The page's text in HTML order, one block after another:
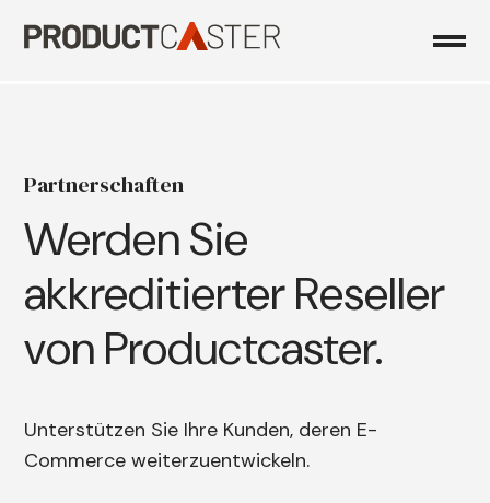
Partnerschaften
Werden Sie
akkreditierter Reseller
von Productcaster.
Unterstützen Sie Ihre Kunden, deren E-
Commerce weiterzuentwickeln.